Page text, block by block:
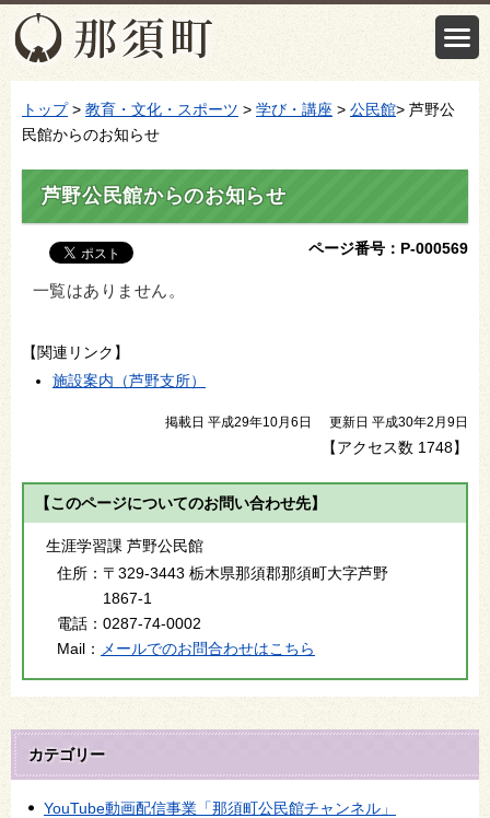
トップ> 教育・文化・スポーツ > 学び・講座 > 公民館> 芦野公
民館からのお知らせ
芦野公民館からのお知らせ
ページ番号：P-000569
一覧はありません。
【関連リンク】
施設案内（芦野支所）
掲載日 平成29年10月6日 更新日 平成30年2月9日
【アクセス数 1748】
【このページについてのお問い合わせ先】
生涯学習課 芦野公民館
住所： 〒329-3443 栃木県那須郡那須町大字芦野
1867-1
電話： 0287-74-0002
Mail：
メールでのお問合わせはこちら
カテゴリー
YouTube動画配信事業「那須町公民館チャンネル」